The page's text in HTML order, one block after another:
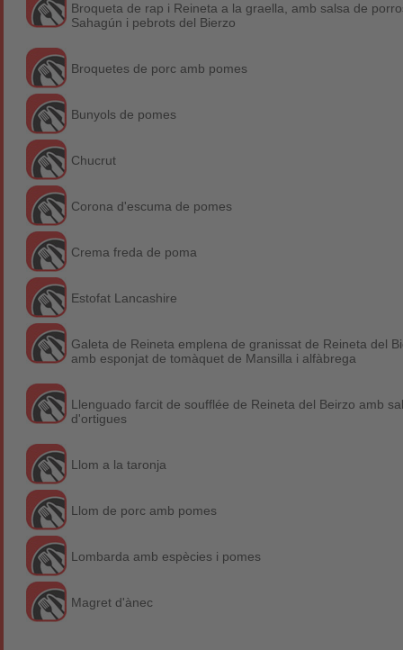
Broqueta de rap i Reineta a la graella, amb salsa de
Sahagún i pebrots del Bierzo
Broquetes de porc amb pomes
Bunyols de pomes
Chucrut
Corona d'escuma de pomes
Crema freda de poma
Estofat Lancashire
Galeta de Reineta emplena de granissat de Reineta del
amb esponjat de tomàquet de Mansilla i alfàbrega
Llenguado farcit de soufflée de Reineta del Beirzo amb
d'ortigues
Llom a la taronja
Llom de porc amb pomes
Lombarda amb espècies i pomes
Magret d'ànec